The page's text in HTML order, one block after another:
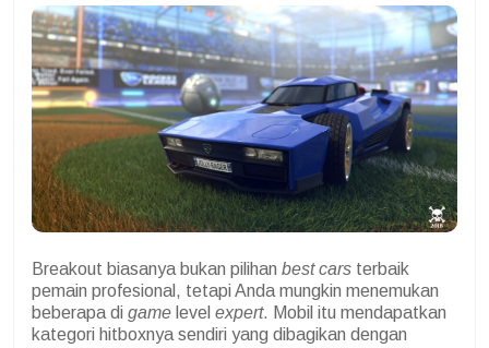
Breakout biasanya bukan pilihan best cars terbaik
pemain profesional, tetapi Anda mungkin menemukan
beberapa di game level expert. Mobil itu mendapatkan
kategori hitboxnya sendiri yang dibagikan dengan